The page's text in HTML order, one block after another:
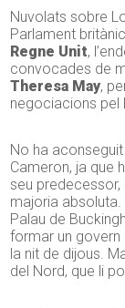
Nuvolats sobre
Parlament
Regne Unit,
convocades de
Theresa May,
negociacions pel
No ha
Cameron, ja que
seu
majoria absoluta.
Palau de
formar un govern
la nit de dijous.
del Nord, que li